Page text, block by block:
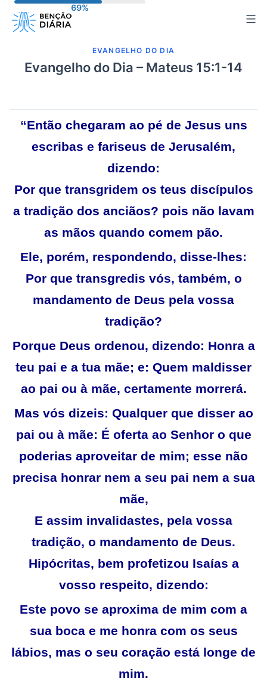
para
conteúdo
EVANGELHO DO DIA
Evangelho do Dia – Mateus 15:1-14
“Então chegaram ao pé de Jesus uns
escribas e fariseus de Jerusalém,
dizendo:
Por que transgridem os teus discípulos
a tradição dos anciãos? pois não lavam
as mãos quando comem pão.
Ele, porém, respondendo, disse-lhes:
Por que transgredis vós, também, o
mandamento de Deus pela vossa
tradição?
Porque Deus ordenou, dizendo: Honra a
teu pai e a tua mãe; e: Quem maldisser
ao pai ou à mãe, certamente morrerá.
Mas vós dizeis: Qualquer que disser ao
pai ou à mãe: É oferta ao Senhor o que
poderias aproveitar de mim; esse não
precisa honrar nem a seu pai nem a sua
mãe,
E assim invalidastes, pela vossa
tradição, o mandamento de Deus.
Hipócritas, bem profetizou Isaías a
vosso respeito, dizendo:
Este povo se aproxima de mim com a
sua boca e me honra com os seus
lábios, mas o seu coração está longe de
mim.